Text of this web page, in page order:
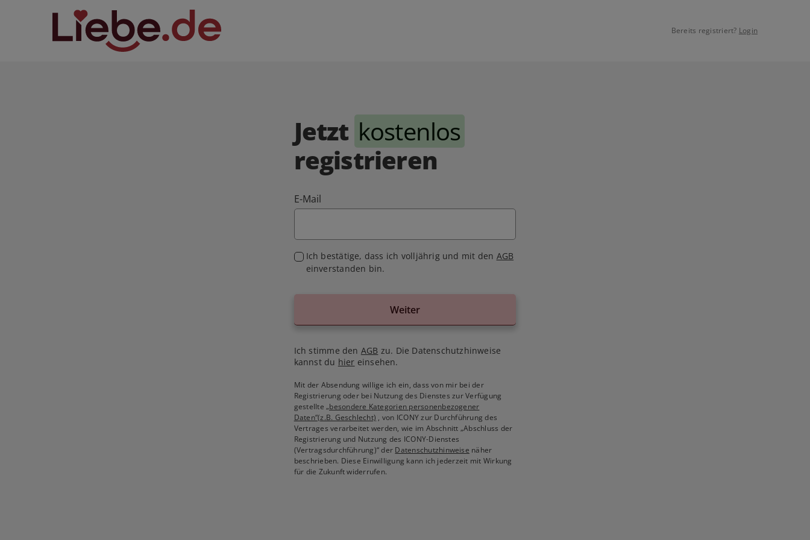
Bereits registriert? Login
Jetzt kostenlos
registrieren
E-Mail
Ich bestätige, dass ich volljährig und mit den AGB
einverstanden bin.
Weiter
Ich stimme den AGB zu. Die Datenschutzhinweise
kannst du hier einsehen.
Mit der Absendung willige ich ein, dass von mir bei der
Registrierung oder bei Nutzung des Dienstes zur Verfügung
gestellte„besondere Kategorien personenbezogener
Daten“(z.B. Geschlecht) , von ICONY zur Durchführung des
Vertrages verarbeitet werden, wie im Abschnitt „Abschluss der
Registrierung und Nutzung des ICONY-Dienstes
(Vertragsdurchführung)“ der Datenschutzhinweise näher
beschrieben. Diese Einwilligung kann ich jederzeit mit Wirkung
für die Zukunft widerrufen.